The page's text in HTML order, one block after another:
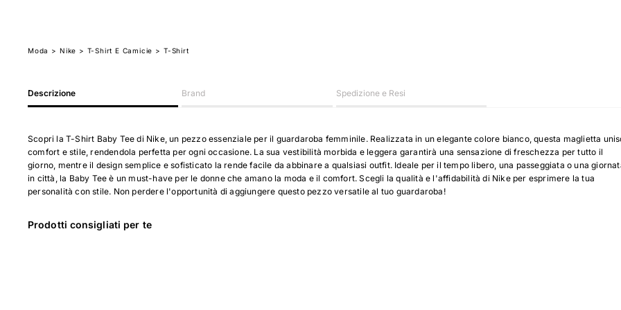
Moda > Nike > T-Shirt E Camicie > T-Shirt
Descrizione Brand Spedizione e Resi
Scopri la T-Shirt Baby Tee di Nike, un pezzo essenziale per il guardaroba femminile. Realizzata in un elegante colore bianco, questa maglietta
comfort e stile, rendendola perfetta per ogni occasione. La sua vestibilità morbida e leggera garantirà una sensazione di freschezza per tutto il
giorno, mentre il design semplice e sofisticato la rende facile da abbinare a qualsiasi outfit. Ideale per il tempo libero, una passeggiata o una
in città, la Baby Tee è un must-have per le donne che amano la moda e il comfort. Scegli la qualità e l'affidabilità di Nike per esprimere la tua
personalità con stile. Non perdere l'opportunità di aggiungere questo pezzo versatile al tuo guardaroba!
Prodotti consigliati per te